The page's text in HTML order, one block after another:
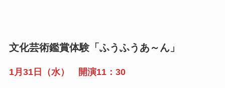
文化芸術鑑賞体験「ふうふうあ～ん」
1月31日（水） 開演11：30